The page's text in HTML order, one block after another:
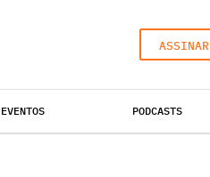
ASSINAR
EVENTOS PODCASTS